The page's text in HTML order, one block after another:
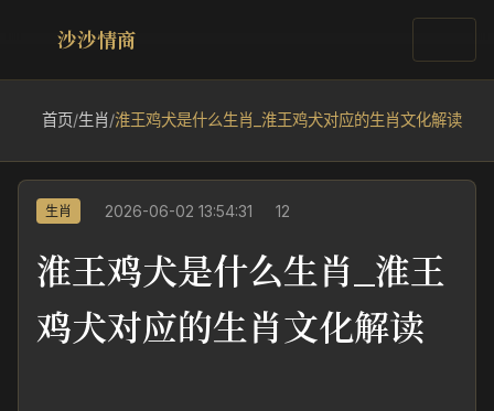
沙沙情商
首页/生肖/淮王鸡犬是什么生肖_淮王鸡犬对应的生肖文化解读
生肖 2026-06-02 13:54:31 12
淮王鸡犬是什么生肖_淮王
鸡犬对应的生肖文化解读